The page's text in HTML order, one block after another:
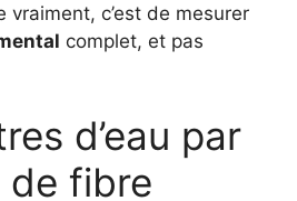
vraiment, c’est de mesurer
complet, et pas
d’eau par
de fibre